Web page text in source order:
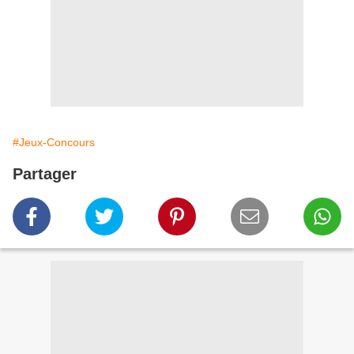
#Jeux-Concours
Partager